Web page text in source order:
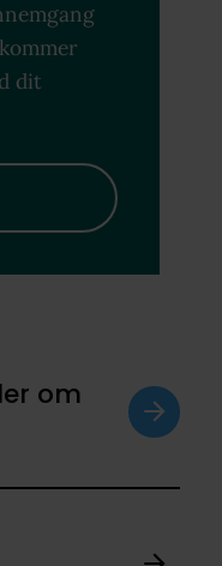
dit
om